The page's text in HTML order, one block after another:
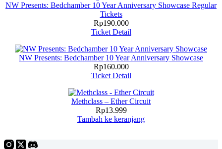
NW Presents: Bedchamber 10 Year Anniversary Showcase Regular
Tickets
Rp190.000
Ticket Detail
NW Presents: Bedchamber 10 Year Anniversary Showcase
Rp160.000
Ticket Detail
Methclass – Ether Circuit
Rp13.999
Tambah ke keranjang